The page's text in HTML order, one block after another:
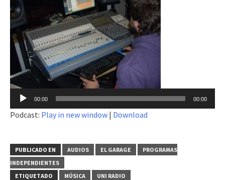
00:00 00:00
Podcast: Play in new window | Download
PUBLICADO EN AUDIOS EL GARAGE
PROGRAMAS
INDEPENDIENTES
ETIQUETADO
MÚSICA UNI RADIO